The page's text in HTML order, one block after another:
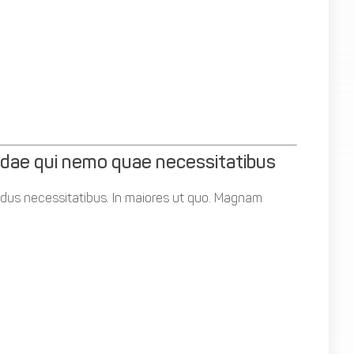
qui nemo quae necessitatibus
necessitatibus. In maiores ut quo. Magnam